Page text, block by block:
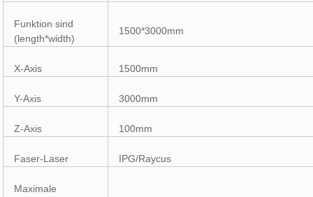
Funktion sind
(length*width)
1500*3000mm
X-Axis 1500mm
Y-Axis 3000mm
Z-Axis 100mm
Faser-Laser IPG/Raycus
Maximale